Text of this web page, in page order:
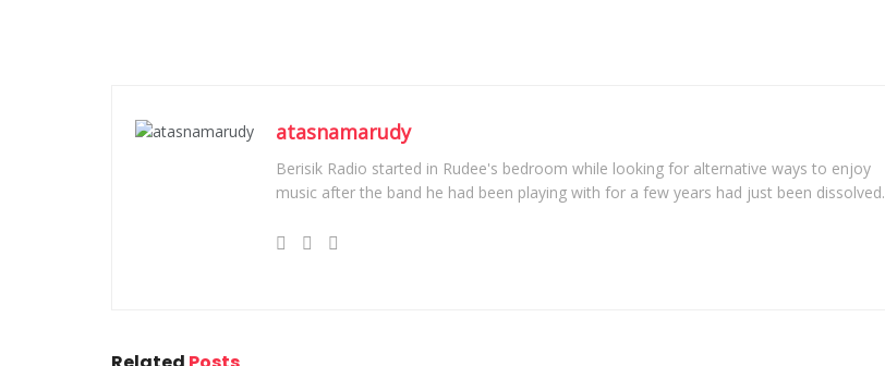
atasnamarudy
Berisik Radio started in Rudee's bedroom while looking for alternative ways to enjoy
music after the band he had been playing with for a few years had just been dissolved.